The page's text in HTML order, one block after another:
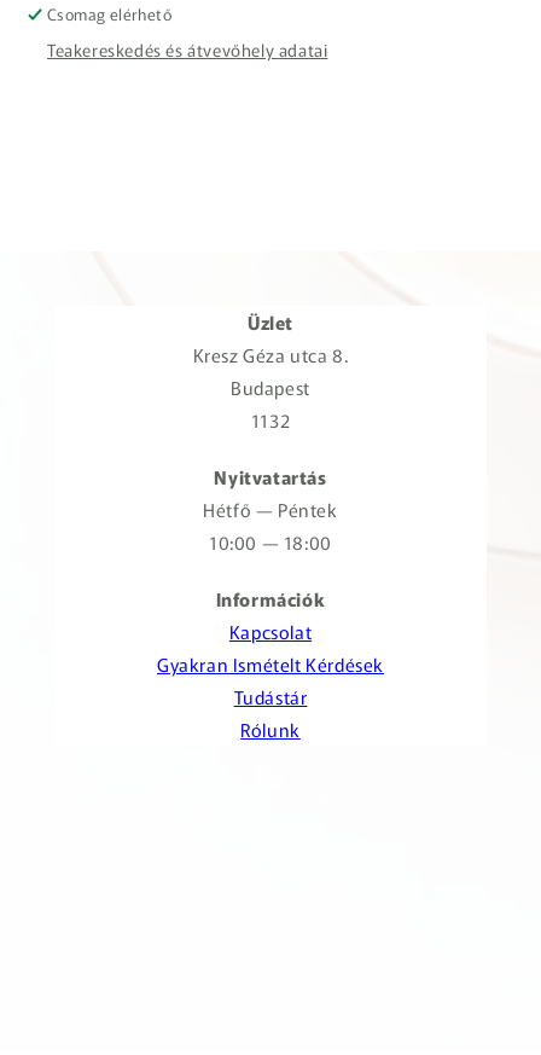
Csomag elérhető
Teakereskedés és átvevőhely adatai
Üzlet
Kresz Géza utca 8.
Budapest
1132
Nyitvatartás
Hétfő — Péntek
10:00 — 18:00
Információk
Kapcsolat
Gyakran Ismételt Kérdések
Tudástár
Rólunk